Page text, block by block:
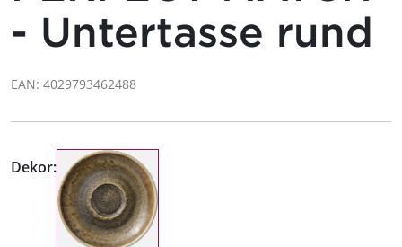
- Untertasse rund
EAN: 4029793462488
Dekor: